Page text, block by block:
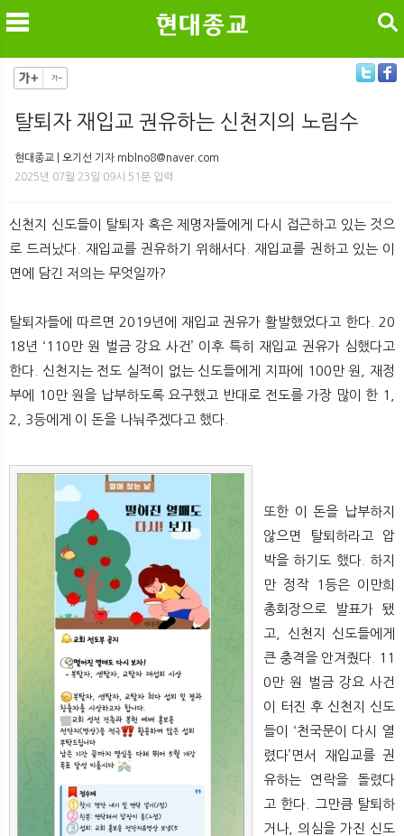
뉴
검색
탈퇴자 재입교 권유하는 신천지의 노림수
현대종교 | 오기선 기자 mblno8@naver.com
2025년 07월 23일 09시 51분 입력
신천지 신도들이 탈퇴자 혹은 제명자들에게 다시 접근하고 있는 것으
로 드러났다. 재입교를 권유하기 위해서다. 재입교를 권하고 있는 이
면에 담긴 저의는 무엇일까?
탈퇴자들에 따르면 2019년에 재입교 권유가 활발했었다고 한다. 20
18년 ‘110만 원 벌금 강요 사건’ 이후 특히 재입교 권유가 심했다고
한다. 신천지는 전도 실적이 없는 신도들에게 지파에 100만 원, 재정
부에 10만 원을 납부하도록 요구했고 반대로 전도를 가장 많이 한 1,
2, 3등에게 이 돈을 나눠주겠다고 했다.
또한 이 돈을 납부하지
않으면 탈퇴하라고 압
박을 하기도 했다. 하지
만 정작 1등은 이만희
총회장으로 발표가 됐
고, 신천지 신도들에게
큰 충격을 안겨줬다. 11
0만 원 벌금 강요 사건
이 터진 후 신천지 신도
들이 ‘천국문이 다시 열
렸다’면서 재입교를 권
유하는 연락을 돌렸다
고 한다. 그만큼 탈퇴하
거나, 의심을 가진 신도